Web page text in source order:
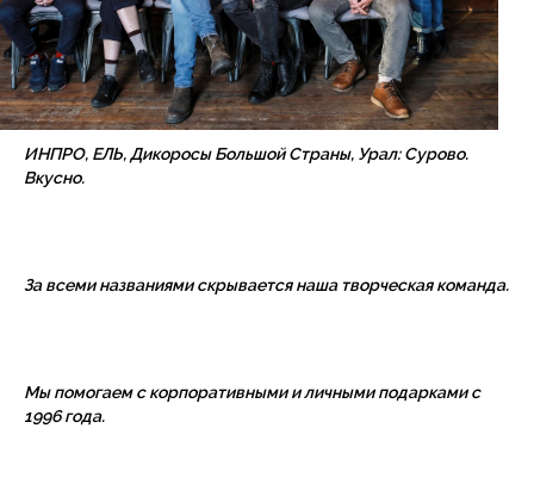
ИНПРО, ЕЛЬ, Дикоросы Большой Страны, Урал: Сурово.
Вкусно.
За всеми названиями скрывается наша творческая команда.
Мы помогаем с корпоративными и личными подарками с
1996 года.